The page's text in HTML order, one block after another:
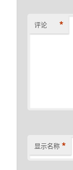
评论 *
显示名称 *